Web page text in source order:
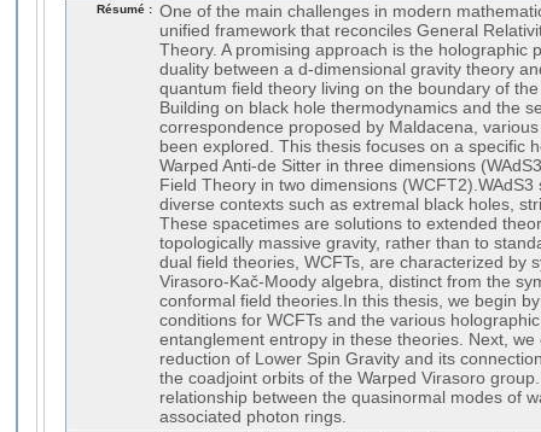
Résumé : One of the main challenges in modern
unified framework that reconciles General
Theory. A promising approach is the holographic
duality between a d-dimensional gravity theory
quantum field theory living on the boundary of
Building on black hole thermodynamics and the
correspondence proposed by Maldacena,
been explored. This thesis focuses on a specific
Warped Anti-de Sitter in three dimensions
Field Theory in two dimensions
diverse contexts such as extremal black holes,
These spacetimes are solutions to extended
topologically massive gravity, rather than to
dual field theories, WCFTs, are characterized by
Virasoro-Kač-Moody algebra, distinct from the
conformal field theories.In this thesis, we begin
conditions for WCFTs and the various
entanglement entropy in these theories. Next,
reduction of Lower Spin Gravity and its
the coadjoint orbits of the Warped Virasoro
relationship between the quasinormal modes of
associated photon rings.